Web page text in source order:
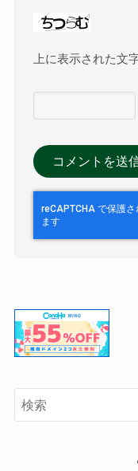
上に表示された文